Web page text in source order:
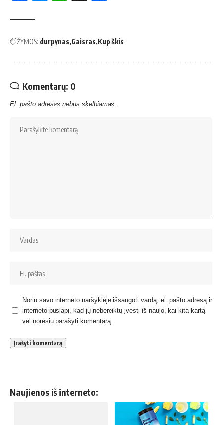
ŽYMOS: durpynas Gaisras Kupiškis
Komentarų: 0
El. pašto adresas nebus skelbiamas.
Noriu savo interneto naršyklėje išsaugoti vardą, el. pašto adresą ir
interneto puslapį, kad jų nebereiktų įvesti iš naujo, kai kitą kartą
vėl norėsiu parašyti komentarą.
Naujienos iš interneto: